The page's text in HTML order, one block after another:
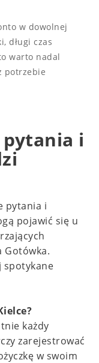
w dowolnej
długi czas
warto nadal
potrzebie
pytania i
pytania i
pojawić się u
Gotówka.
spotykane
każdy
zarejestrować
w swoim